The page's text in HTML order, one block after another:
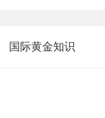
国际黄金知识